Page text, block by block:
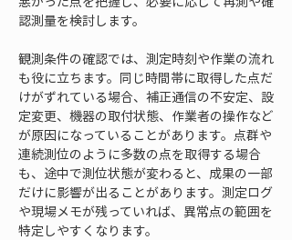
認測量を検討します。
観測条件の確認では、測定時刻や作業の流れ
も役に立ちます。同じ時間帯に取得した点だ
けがずれている場合、補正通信の不安定、設
定変更、機器の取付状態、作業者の操作など
が原因になっていることがあります。点群や
連続測位のように多数の点を取得する場合
も、途中で測位状態が変わると、成果の一部
だけに影響が出ることがあります。測定ログ
や現場メモが残っていれば、異常点の範囲を
特定しやすくなります。